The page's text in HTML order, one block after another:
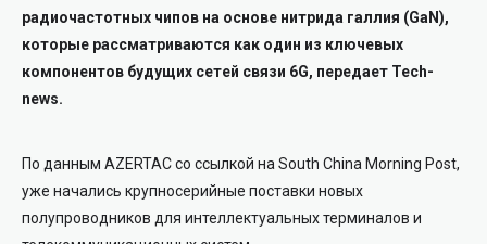
радиочастотных чипов на основе нитрида галлия (GaN),
которые рассматриваются как один из ключевых
компонентов будущих сетей связи 6G, передает Tech-
news.
По данным AZERTAC со ссылкой на South China Morning Post,
уже начались крупносерийные поставки новых
полупроводников для интеллектуальных терминалов и